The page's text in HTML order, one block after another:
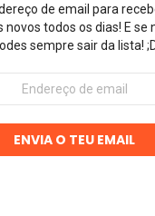
de email para
novos todos os dias! E se
sempre sair da lista!
ENVIA O TEU EMAIL